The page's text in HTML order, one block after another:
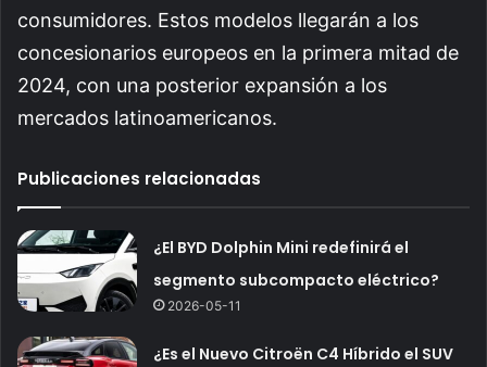
consumidores. Estos modelos llegarán a los
concesionarios europeos en la primera mitad de
2024, con una posterior expansión a los
mercados latinoamericanos.
Publicaciones relacionadas
¿El BYD Dolphin Mini redefinirá el
segmento subcompacto eléctrico?
2026-05-11
¿Es el Nuevo Citroën C4 Híbrido el SUV